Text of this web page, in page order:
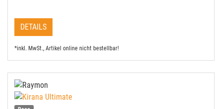
DETAILS
*inkl. MwSt., Artikel online nicht bestellbar!